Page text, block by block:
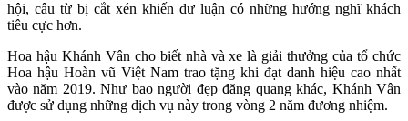
hội, câu từ bị cắt xén khiến dư luận có những hướng nghĩ khách
tiêu cực hơn.
Hoa hậu Khánh Vân cho biết nhà và xe là giải thưởng của tổ chức
Hoa hậu Hoàn vũ Việt Nam trao tặng khi đạt danh hiệu cao nhất
vào năm 2019. Như bao người đẹp đăng quang khác, Khánh Vân
được sử dụng những dịch vụ này trong vòng 2 năm đương nhiệm.